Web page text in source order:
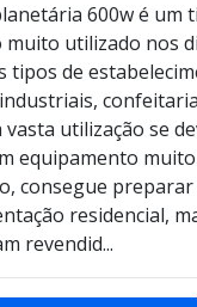
600w é um
utilizado nos
tipos de
vasta utilização se
equipamento
consegue
residencial,
revendid...